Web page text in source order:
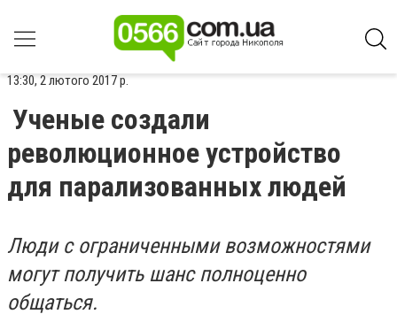
13:30, 2 лютого 2017 р.
Ученые создали
революционное устройство
для парализованных людей
Люди с ограниченными возможностями
могут получить шанс полноценно
общаться.